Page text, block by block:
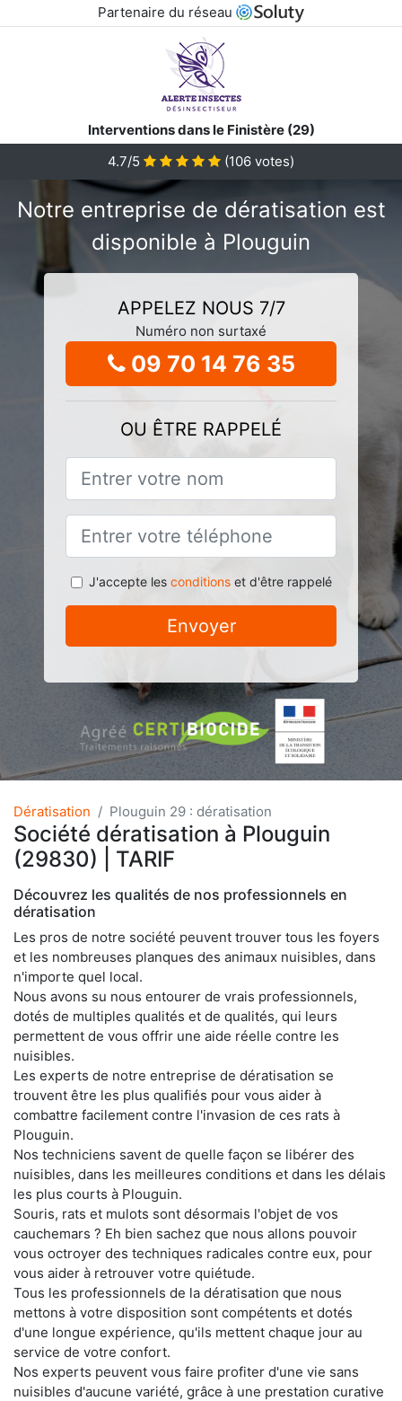
Partenaire du réseau
Interventions dans le Finistère (29)
4.7/5
(106 votes)
Notre entreprise de dératisation est
disponible à Plouguin
APPELEZ NOUS 7/7
Numéro non surtaxé
09 70 14 76 35
OU ÊTRE RAPPELÉ
J'accepte les conditionset d'être rappelé
Envoyer
Dératisation Plouguin 29 : dératisation
Société dératisation à Plouguin
(29830) | TARIF
Découvrez les qualités de nos professionnels en
dératisation
Les pros de notre société peuvent trouver tous les foyers
et les nombreuses planques des animaux nuisibles, dans
n'importe quel local.
Nous avons su nous entourer de vrais professionnels,
dotés de multiples qualités et de qualités, qui leurs
permettent de vous offrir une aide réelle contre les
nuisibles.
Les experts de notre entreprise de dératisation se
trouvent être les plus qualifiés pour vous aider à
combattre facilement contre l'invasion de ces rats à
Plouguin.
Nos techniciens savent de quelle façon se libérer des
nuisibles, dans les meilleures conditions et dans les délais
les plus courts à Plouguin.
Souris, rats et mulots sont désormais l'objet de vos
cauchemars ? Eh bien sachez que nous allons pouvoir
vous octroyer des techniques radicales contre eux, pour
vous aider à retrouver votre quiétude.
Tous les professionnels de la dératisation que nous
mettons à votre disposition sont compétents et dotés
d'une longue expérience, qu'ils mettent chaque jour au
service de votre confort.
Nos experts peuvent vous faire profiter d'une vie sans
nuisibles d'aucune variété, grâce à une prestation curative